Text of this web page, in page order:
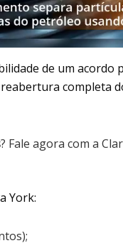
de um acordo
completa
? Fale agora com a
York: